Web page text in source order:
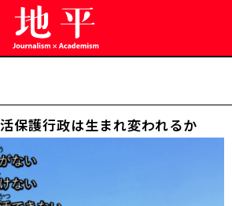
保護行政は生まれ変われるか